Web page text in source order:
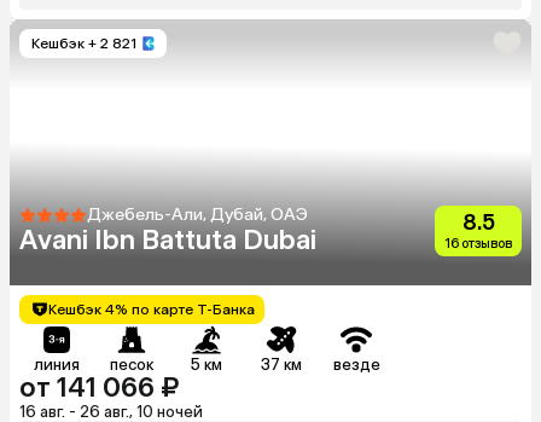
Кешбэк + 2 821
Джебель-Али, Дубай, ОАЭ
Avani Ibn Battuta Dubai
8.5
16 отзывов
Кешбэк 4% по карте Т-Банка
линия песок 5 км 37 км везде
от 141 066 ₽
16 авг. - 26 авг., 10 ночей